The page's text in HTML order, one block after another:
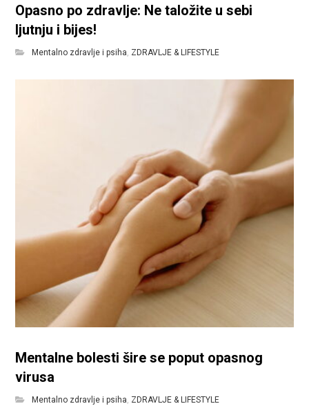
Opasno po zdravlje: Ne taložite u sebi
ljutnju i bijes!
Mentalno zdravlje i psiha, ZDRAVLJE & LIFESTYLE
Mentalne bolesti šire se poput opasnog
virusa
Mentalno zdravlje i psiha ZDRAVLJE & LIFESTYLE